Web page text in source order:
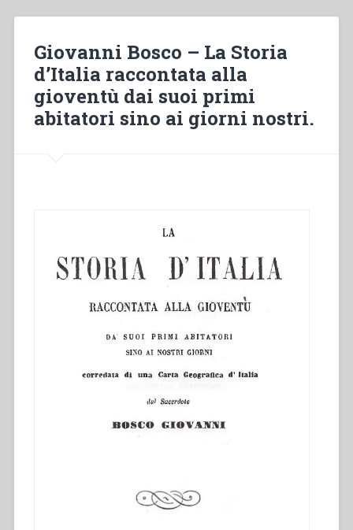
Giovanni Bosco – La Storia
d’Italia raccontata alla
gioventù dai suoi primi
abitatori sino ai giorni nostri.